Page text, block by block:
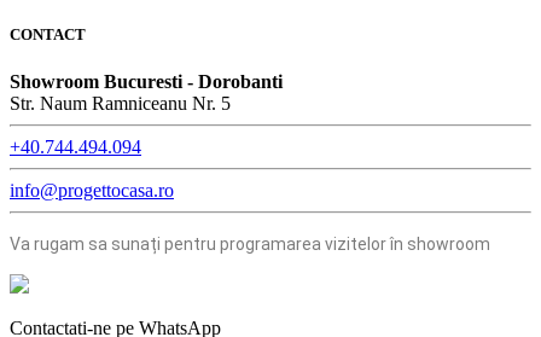
CONTACT
Showroom Bucuresti - Dorobanti
Str. Naum Ramniceanu Nr. 5
+40.744.494.094
info@progettocasa.ro
Va rugam sa sunați pentru programarea vizitelor în showroom
Contactati-ne pe WhatsApp